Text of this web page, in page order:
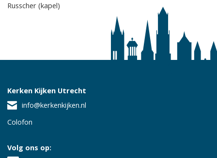
Russcher (kapel)
Kerken Kijken Utrecht
info@kerkenkijken.nl
Colofon
Volg ons op: